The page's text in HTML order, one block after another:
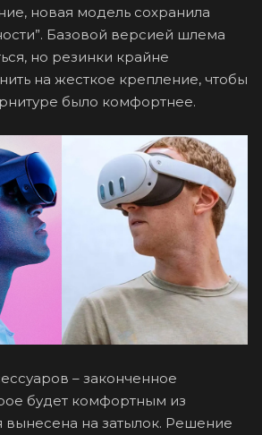
новая модель сохранила
Базовой версией шлема
но резинки крайне
на жесткое крепление, чтобы
было комфортнее.
– законченное
будет комфортным из
вынесена на затылок. Решение